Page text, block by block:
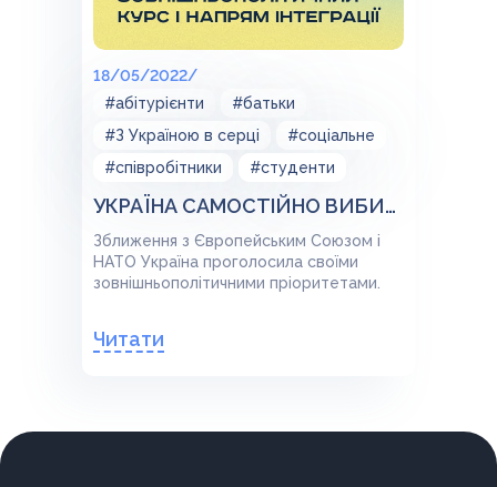
18/05/2022/
#абітурієнти
#батьки
#З Україною в серці
#соціальне
#співробітники
#студенти
УКРАЇНА САМОСТІЙНО ВИБИРАЄ ЗОВНІШНЬОПОЛІТИЧНИЙ КУРС І НАПРЯМ ІНТЕГРАЦІЇ
Зближення з Європейським Союзом і
НАТО Україна проголосила своїми
зовнішньополітичними пріоритетами.
Читати